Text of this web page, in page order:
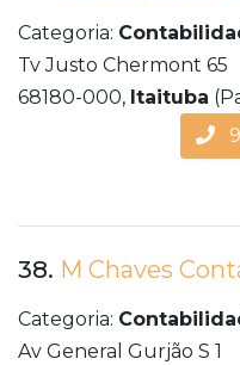
Categoria:
Tv Justo Chermont 65
68180-000, Itaituba
38. M Chaves
Categoria:
Av General Gurjão S 1